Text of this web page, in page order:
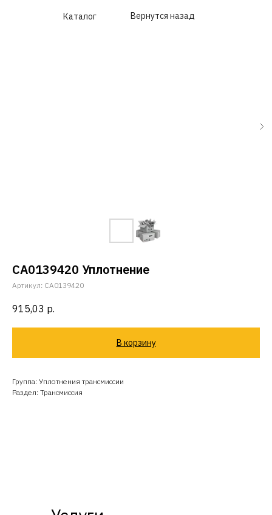
Каталог Вернутся назад
CA0139420 Уплотнение
Артикул: CA0139420
915,03 р.
В корзину
Группа: Уплотнения трансмиссии
Раздел: Трансмиссия